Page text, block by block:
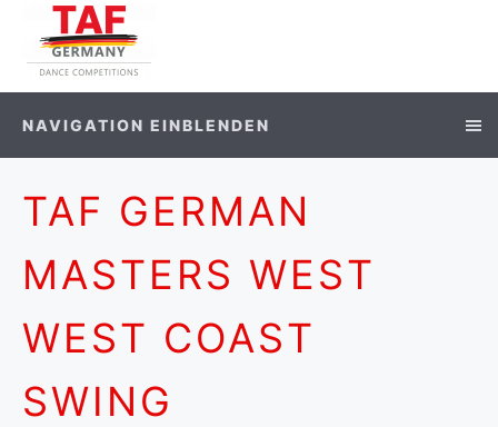
NAVIGATION EINBLENDEN
TAF GERMAN
MASTERS WEST
WEST COAST
SWING